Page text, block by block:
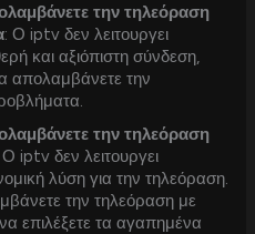
την τηλεόραση
: Ο iptv δεν λειτουργει
και αξιόπιστη σύνδεση,
απολαμβάνετε την
την τηλεόραση
Ο iptv δεν λειτουργει
λύση για την τηλεόραση.
την τηλεόραση με
επιλέξετε τα αγαπημένα